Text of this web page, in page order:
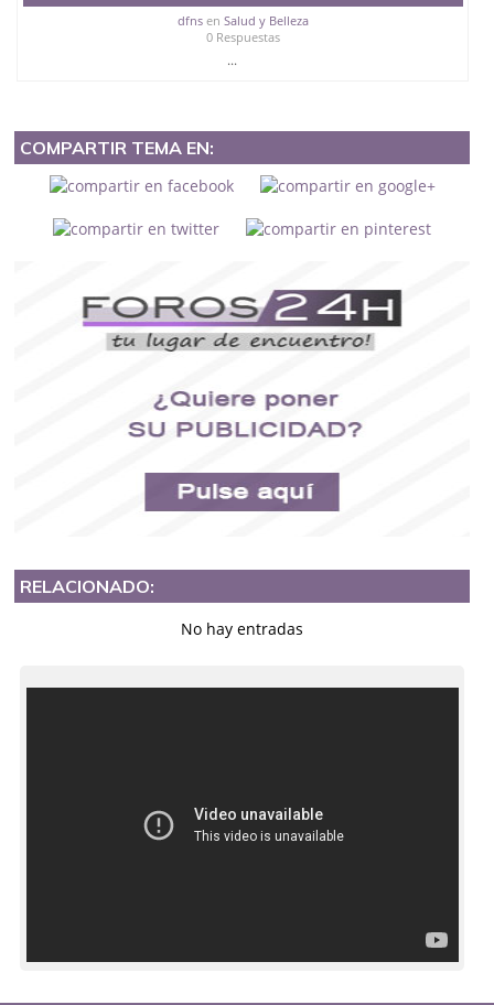
dfnsen Salud y Belleza
0 Respuestas
...
COMPARTIR TEMA EN:
RELACIONADO:
No hay entradas